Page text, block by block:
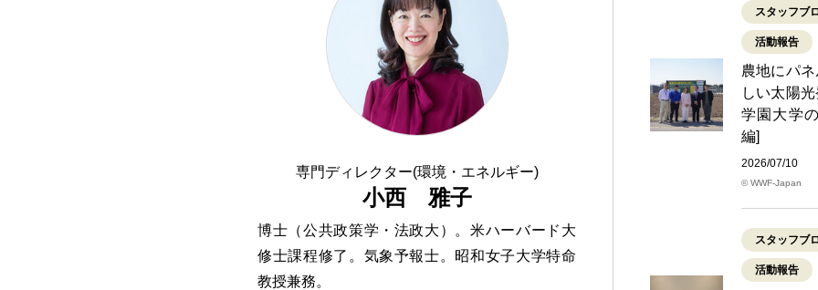
専門ディレクター(環境・エネルギー)
小西 雅子
博士（公共政策学・法政大）。米ハーバード大
修士課程修了。気象予報士。昭和女子大学特命
教授兼務。
スタッフブ
活動報告
農地にパ
しい太陽
学園大学
編]
2026/07/10
© WWF-Japan
スタッフブ
活動報告